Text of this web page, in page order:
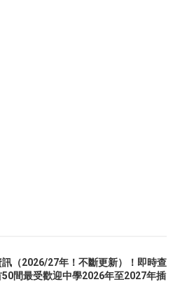
（2026/27年！不斷更新）！即時查
間最受歡迎中學2026年至2027年插